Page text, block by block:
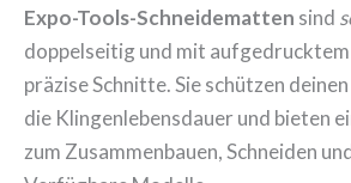
Expo-Tools-Schneidematten sind
doppelseitig und mit
präzise Schnitte. Sie schützen
die Klingenlebensdauer und bieten
zum Zusammenbauen, Schneiden